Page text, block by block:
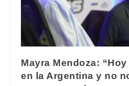
Mayra Mendoza:
en la Argentina y no